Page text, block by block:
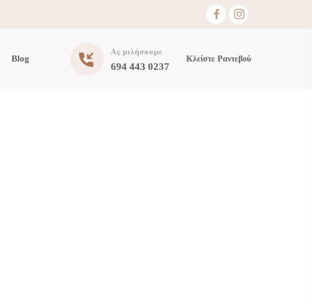
Ας μιλήσουμε
694 443 0237
Κλείστε Ραντεβού
Blog